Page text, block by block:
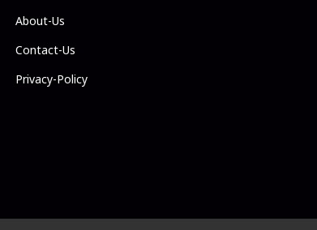
About-Us
Contact-Us
Privacy-Policy